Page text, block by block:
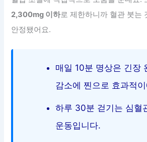
2,300mg 이하로 제한하니까 혈관 붓는
안정됐어요.
매일 10분 명상은 긴장
감소에 찐으로 효과적
하루 30분 걷기는 심혈
운동입니다.